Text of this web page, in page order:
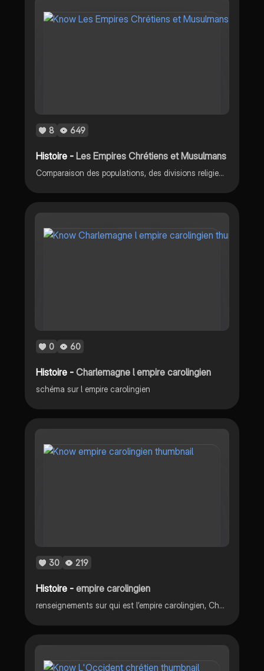
8 649
Histoire -Les Empires Chrétiens et Musulmans
Comparaison des populations, des divisions religieuses et des contacts entre l'Empire byzantin, l'Empire carolingien et l'Empire musulman.
0 60
Histoire -Charlemagne l empire carolingien
schéma sur l empire carolingien
30 219
Histoire -empire carolingien
renseignements sur qui est l’empire carolingien, Charlemagne